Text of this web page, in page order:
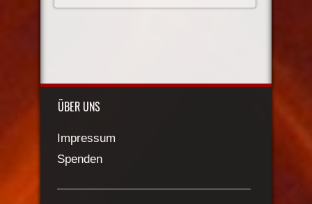
ÜBER UNS
Impressum
Spenden